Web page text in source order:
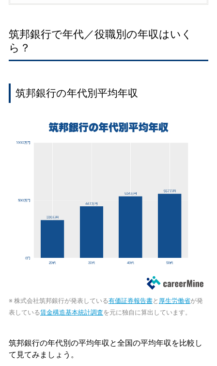
筑邦銀行で年代／役職別の年収はいく
ら？
筑邦銀行の年代別平均年収
※ 株式会社筑邦銀行が発表している有価証券報告書と 厚生労働省が発
表している賃金構造基本統計調査を元に独自に算出しています。
筑邦銀行の年代別の平均年収と全国の平均年収を比較し
て見てみましょう。